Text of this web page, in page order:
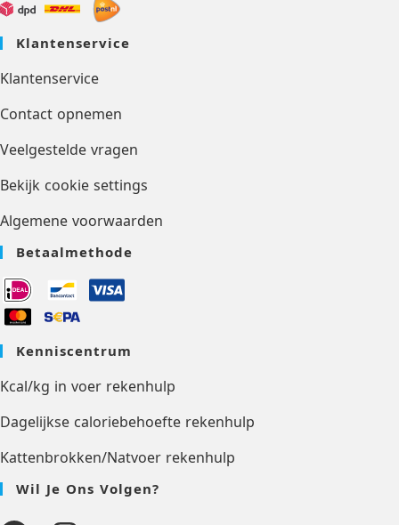
Klantenservice
Klantenservice
Contact opnemen
Veelgestelde vragen
Bekijk cookie settings
Algemene voorwaarden
Betaalmethode
Kenniscentrum
Kcal/kg in voer rekenhulp
Dagelijkse caloriebehoefte rekenhulp
Kattenbrokken/Natvoer rekenhulp
Wil Je Ons Volgen?